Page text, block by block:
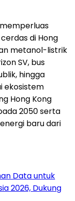
di Hong
metanol-listrik
SV, bus
hingga
ekosistem
Hong Kong
2050 serta
baru dari
Data untuk
2026, Dukung